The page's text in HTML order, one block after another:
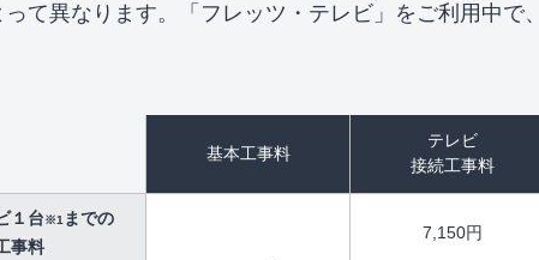
て異なります。 「フレッツ・テレビ」をご利用中で
基本工事料
テレビ
接続工事料
１台※1までの
事料
7,150円